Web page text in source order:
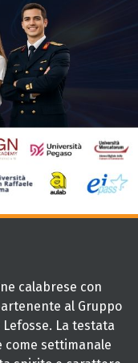
calabrese con
al Gruppo
La testata
come settimanale